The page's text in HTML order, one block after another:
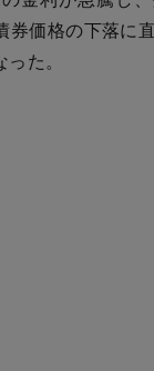
券価格の下落に
た。